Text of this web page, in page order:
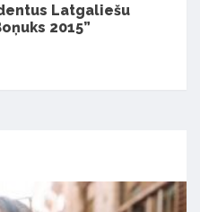
Latgaliešu
2015”